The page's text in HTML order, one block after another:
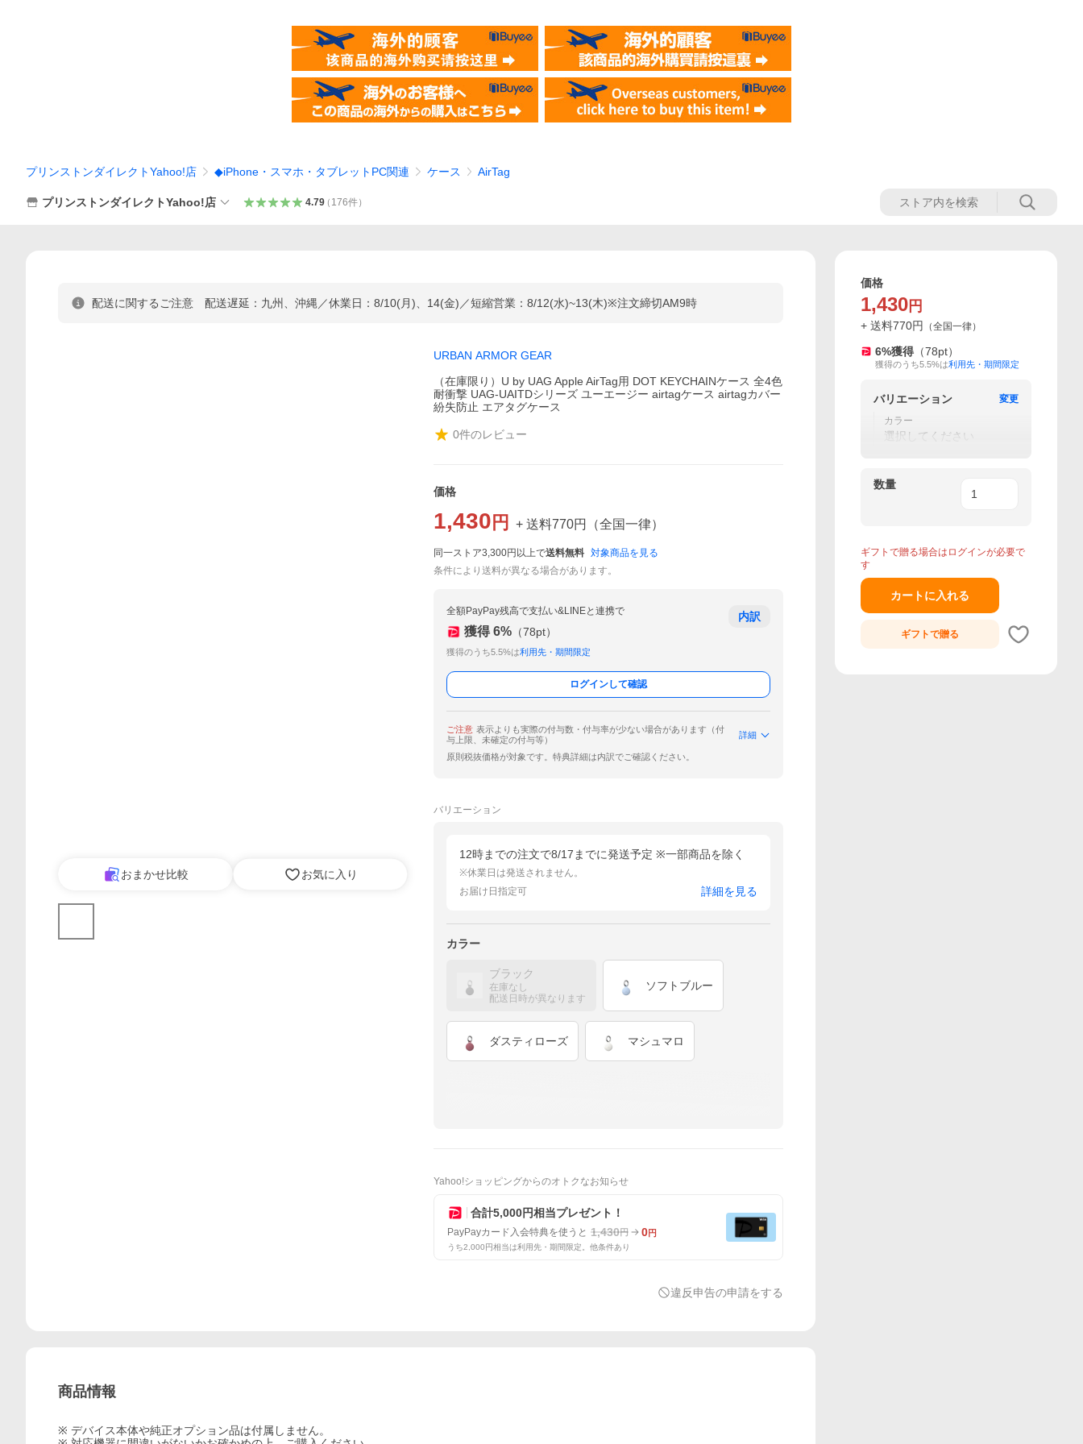
プリンストンダイレクトYahoo!店 ◆iPhone・スマホ・タブレットPC関連 ケース AirTag
プリンストンダイレクトYahoo!店 4.79（ 176件）
配送に関するご注意 配送遅延：九州、沖縄／休業日：8/10(月)、14(金)／短縮営業：8/12(水)~13(木)※注文締切AM9時
おまかせ比較 お気に入り
URBAN ARMOR GEAR
（在庫限り）U by UAG Apple AirTag用 DOT KEYCHAINケース 全4色
耐衝撃 UAG-UAITDシリーズ ユーエージー airtagケース airtagカバー
紛失防止 エアタグケース
0件のレビュー
価格
1,430 円 + 送料770円 （全国一律）
同一ストア3,300円以上で送料無料 対象商品を見る
条件により送料が異なる場合があります。
全額PayPay残高で支払い&LINEと連携で
獲得 6% （78pt）
獲得のうち5.5%は利用先・期間限定
内訳
ログインして確認
ご注意 表示よりも実際の付与数・付与率が少ない場合があります（付
与上限、未確定の付与等）
詳細
原則税抜価格が対象です。特典詳細は内訳でご確認ください。
バリエーション
12時までの注文で8/17までに発送予定 ※一部商品を除く
※休業日は発送されません。
お届け日指定可
詳細を見る
カラー
ブラック
在庫なし
配送日時が異なります
ソフトブルー
ダスティローズ マシュマロ
Yahoo!ショッピングからのオトクなお知らせ
合計5,000円相当プレゼント！
PayPayカード入会特典を使うと 1,430円 0円
うち2,000円相当は利用先・期間限定。他条件あり
違反申告の申請をする
商品情報
※ デバイス本体や純正オプション品は付属しません。
価格
1,430 円
+ 送料770円 （全国一律）
6%獲得 （78pt）
獲得のうち5.5%は利用先・期間限定
バリエーション
変更
カラー
選択してください
数量
ギフトで贈る場合はログインが必要で
す
カートに入れる
ギフトで贈る